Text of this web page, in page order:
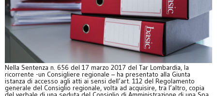
Nella Sentenza n. 656 del 17 marzo 2017 del Tar Lombardia, la
ricorrente -un Consigliere regionale – ha presentato alla Giunta
istanza di accesso agli atti ai sensi dell’art. 112 del Regolamento
generale del Consiglio regionale, volta ad acquisire, tra l’altro, copia